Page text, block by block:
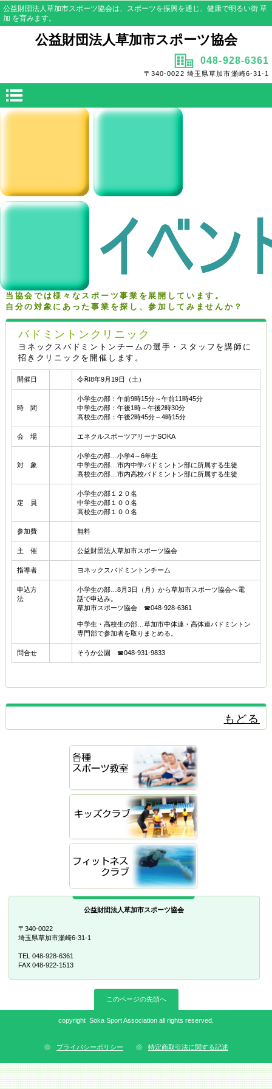
公益財団法人草加市スポーツ協会は、スポーツを振興を通じ、健康で明るい街 草
加 を育みます。
公益財団法人草加市スポーツ協会
048-928-6361
〒340-0022 埼玉県草加市瀬崎6-31-1
当協会では様々なスポーツ事業を展開しています。
自分の対象にあった事業を探し、参加してみませんか？
バドミントンクリニック
ヨネックスバドミントンチームの選手・スタッフを講師に
招きクリニックを開催します。
開催日 令和8年9月19日（土）
時 間
小学生の部：午前9時15分～午前11時45分
中学生の部：午後1時～午後2時30分
高校生の部：午後2時45分～4時15分
会 場 エネクルスポーツアリーナSOKA
対 象
小学生の部…小学4～6年生
中学生の部…市内中学バドミントン部に所属する生徒
高校生の部…市内高校バドミントン部に所属する生徒
定 員
小学生の部１２０名
中学生の部１００名
高校生の部１００名
参加費 無料
主 催 公益財団法人草加市スポーツ協会
指導者 ヨネックスバドミントンチーム
申込方
法
小学生の部…8月3日（月）から草加市スポーツ協会へ電
話で申込み。
草加市スポーツ協会 ☎048-928-6361
中学生・高校生の部…草加市中体連・高体連バドミントン
専門部で参加者を取りまとめる。
問合せ そうか公園 ☎048-931-9833
もどる
このページの先頭へ
公益財団法人草加市スポーツ協会
〒340-0022
埼玉県草加市瀬崎6-31-1
TEL 048-928-6361
FAX 048-922-1513
copyright Soka Sport Association all rights reserved.
プライバシーポリシー 特定商取引法に関する記述